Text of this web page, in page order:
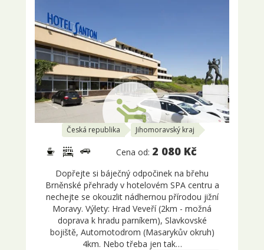
Česká republika Jihomoravský kraj
Cena od: 2 080 Kč
Dopřejte si báječný odpočinek na břehu
Brněnské přehrady v hotelovém SPA centru a
nechejte se okouzlit nádhernou přírodou jižní
Moravy. Výlety: Hrad Veveří (2km - možná
doprava k hradu parníkem), Slavkovské
bojiště, Automotodrom (Masarykův okruh)
4km. Nebo třeba jen tak…